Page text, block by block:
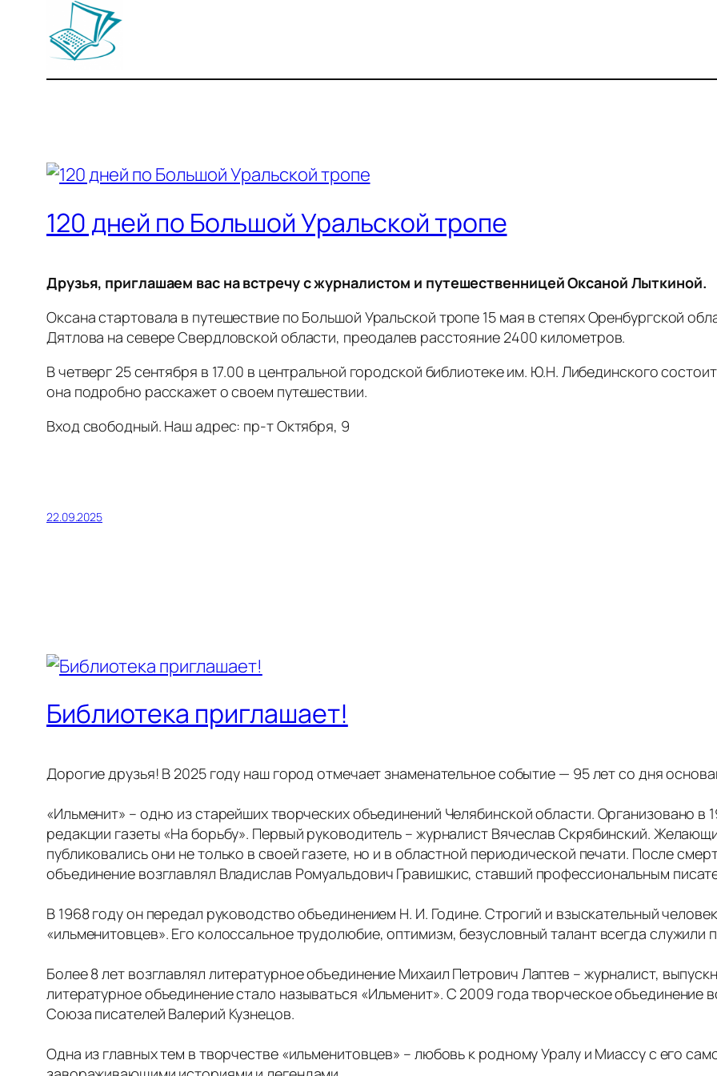
120 дней по Большой Уральской тропе
Друзья, приглашаем вас на встречу с журналистом и путешественницей Оксаной Лыткиной.
Оксана стартовала в путешествие по Большой Уральской тропе 15 мая в степях Оренбургской
Дятлова на севере Свердловской области, преодалев расстояние 2400 километров.
В четверг 25 сентября в 17.00 в центральной городской библиотеке им. Ю.Н. Либединского
она подробно расскажет о своем путешествии.
Вход свободный. Наш адрес: пр-т Октября, 9
22.09.2025
Библиотека приглашает!
Дорогие друзья! В 2025 году наш город отмечает знаменательное событие — 95 лет со дня
«Ильменит» – одно из старейших творческих объединений Челябинской области. Организовано в
редакции газеты «На борьбу». Первый руководитель – журналист Вячеслав Скрябинский.
публиковались они не только в своей газете, но и в областной периодической печати. После
объединение возглавлял Владислав Ромуальдович Гравишкис, ставший профессиональным
В 1968 году он передал руководство объединением Н. И. Године. Строгий и взыскательный
«ильменитовцев». Его колоссальное трудолюбие, оптимизм, безусловный талант всегда
Более 8 лет возглавлял литературное объединение Михаил Петрович Лаптев – журналист,
литературное объединение стало называться «Ильменит». С 2009 года творческое объединение
Союза писателей Валерий Кузнецов.
Одна из главных тем в творчестве «ильменитовцев» – любовь к родному Уралу и Миассу с его